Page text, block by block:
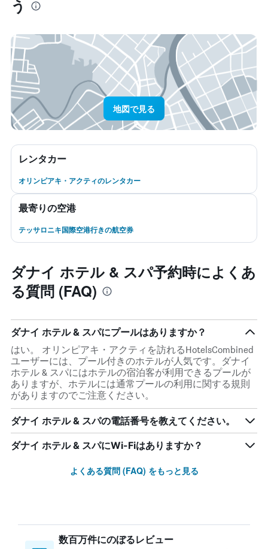
う
地図で見る
レンタカー
オリンピアキ・アクティのレンタカー
最寄りの空港
テッサロニキ国際空港行きの航空券
ダナイ ホテル & スパ予約時によくあ
る質問 (FAQ)
ダナイ ホテル & スパにプールはありますか？
はい。 オリンピアキ・アクティを訪れるHotelsCombined
ユーザーには、プール付きのホテルが人気です。ダナイ
ホテル & スパにはホテルの宿泊客が利用できるプールが
ありますが、ホテルには通常プールの利用に関する規則
がありますのでご注意ください。
ダナイ ホテル & スパの電話番号を教えてください。
ダナイ ホテル & スパにWi-Fiはありますか？
よくある質問 (FAQ) をもっと見る
数百万件にのぼるレビュー